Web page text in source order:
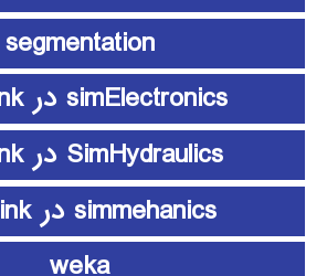
segmentation
simElectronics در Simulink
SimHydraulics در simulink
simmehanics در simulink
weka